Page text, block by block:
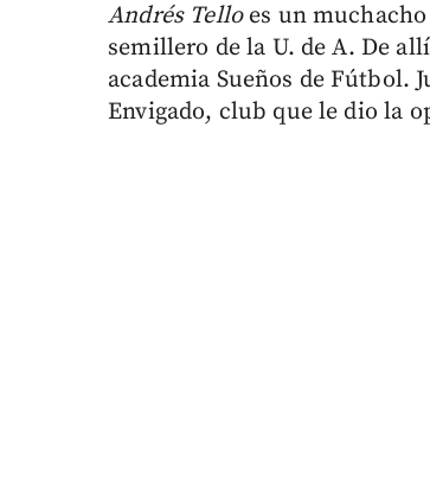
Andrés Tello es un
semillero de la U. de A. De
academia Sueños de Fútbol.
Envigado, club que le dio la